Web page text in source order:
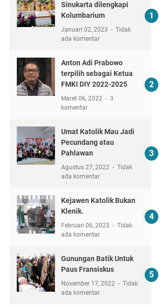
Sinukarta dilengkapi
Kolumbarium
Januari 02, 2023
Tidak
ada komentar
Anton Adi Prabowo
terpilih sebagai Ketua
FMKI DIY 2022-2025
Maret 06, 2022
3
komentar
Umat Katolik Mau Jadi
Pecundang atau
Pahlawan
Agustus 27, 2022
Tidak
ada komentar
Kejawen Katolik Bukan
Klenik.
Februari 06, 2023
Tidak
ada komentar
Gunungan Batik Untuk
Paus Fransiskus
November 17, 2022
Tidak
ada komentar